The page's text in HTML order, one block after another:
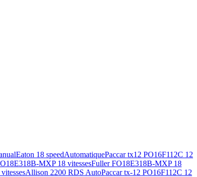
Eaton 18 speedAutomatiquePaccar tx12 PO16F112C 12
MXP 18 vitessesFuller FO18E318B-MXP 18
Allison 2200 RDS AutoPaccar tx-12 PO16F112C 12